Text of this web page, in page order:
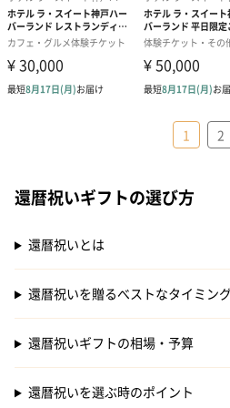
1 2
還暦祝いギフトの選び方
還暦祝いとは
還暦祝いを贈るべストなタイミン
還暦祝いギフトの相場・予算
還暦祝いを選ぶ時のポイント